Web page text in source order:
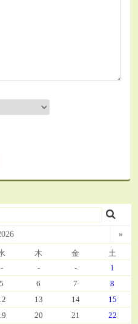
»
木 金 土
- - -
1
5 6 7
8
13 14
15
20 21 22